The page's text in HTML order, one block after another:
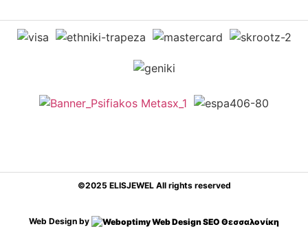
©2025 ELISJEWEL All rights reserved
Web Design by